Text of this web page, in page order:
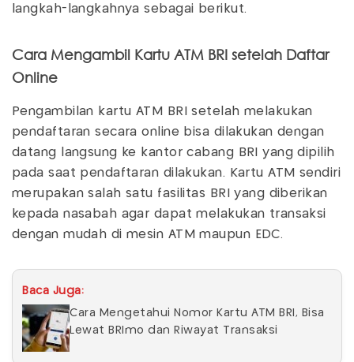
langkah-langkahnya sebagai berikut.
Cara Mengambil Kartu ATM BRI setelah Daftar
Online
Pengambilan kartu ATM BRI setelah melakukan
pendaftaran secara online bisa dilakukan dengan
datang langsung ke kantor cabang BRI yang dipilih
pada saat pendaftaran dilakukan. Kartu ATM sendiri
merupakan salah satu fasilitas BRI yang diberikan
kepada nasabah agar dapat melakukan transaksi
dengan mudah di mesin ATM maupun EDC.
Baca Juga:
Cara Mengetahui Nomor Kartu ATM BRI, Bisa
Lewat BRImo dan Riwayat Transaksi